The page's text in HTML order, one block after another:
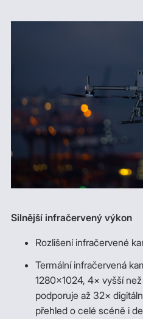
Silnější infračervený výkon
Rozlišení infračervené
Termální infračervená
1280×1024, 4× vyšší
podporuje až 32×
přehled o celé scéně i